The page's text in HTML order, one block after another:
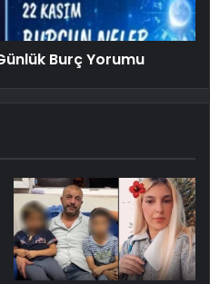
Burç Yorumu